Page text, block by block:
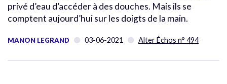
privé d’eau d’accéder à des douches. Mais ils se
comptent aujourd’hui sur les doigts de la main.
MANON LEGRAND 03-06-2021 Alter Échos n° 494